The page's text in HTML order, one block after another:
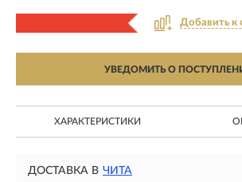
Добавить к
УВЕДОМИТЬ О
ХАРАКТЕРИСТИКИ
ДОСТАВКА В ЧИТА